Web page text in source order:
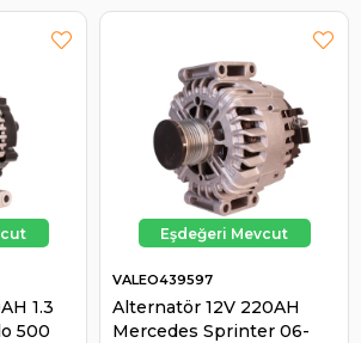
1.3
500
Alternatör 12V 220AH
Mercedes Sprinter 06-
VALEO439597